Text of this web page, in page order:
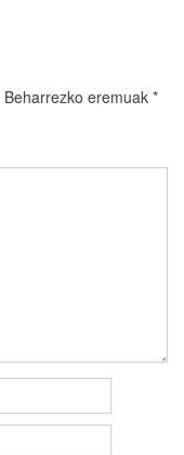
Beharrezko eremuak *